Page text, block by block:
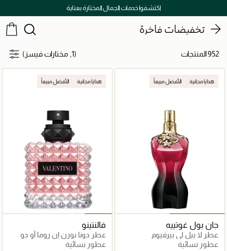
توصيل سريع على جميع الطلبات ما فوق 299 درهم
تخفيضات فاخرة
952 المنتجات (1, مختارات فيسز)
هدايا مجانية الأفضل مبيعاً
جان بول غوتييه
عطر لا بيل لي بيرفيوم
عطور نسائية
هدايا مجانية الأفضل مبيعاً
فالنتينو
عطر دونا بورن إن روما أو دو
برفان
عطور نسائية